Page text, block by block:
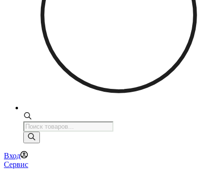
Поиск
товаров
Вход
Сервис